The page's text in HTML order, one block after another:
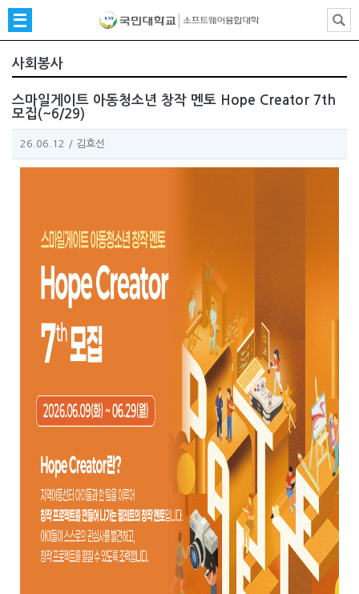
사회봉사
스마일게이트 아동청소년 창작 멘토 Hope Creator 7th
모집(~6/29)
26.06.12 / 김효선